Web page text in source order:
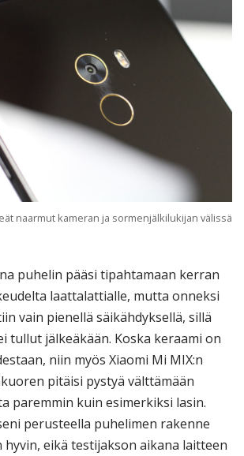
naarmut kameran ja sormenjälkilukijan välissä
puhelin pääsi tipahtamaan kerran
laattalattialle, mutta onneksi
vain pienellä säikähdyksellä, sillä
tullut jälkeäkään. Koska keraami on
niin myös Xiaomi Mi MIX:n
pitäisi pystyä välttämään
paremmin kuin esimerkiksi lasin.
perusteella puhelimen rakenne
hyvin, eikä testijakson aikana laitteen